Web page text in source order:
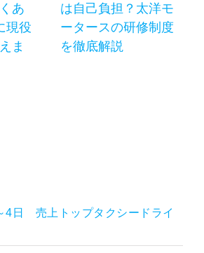
あ
現役
ま
は自己負担？太洋モ
ータースの研修制度
を徹底解説
4日 売上トップタクシードライ